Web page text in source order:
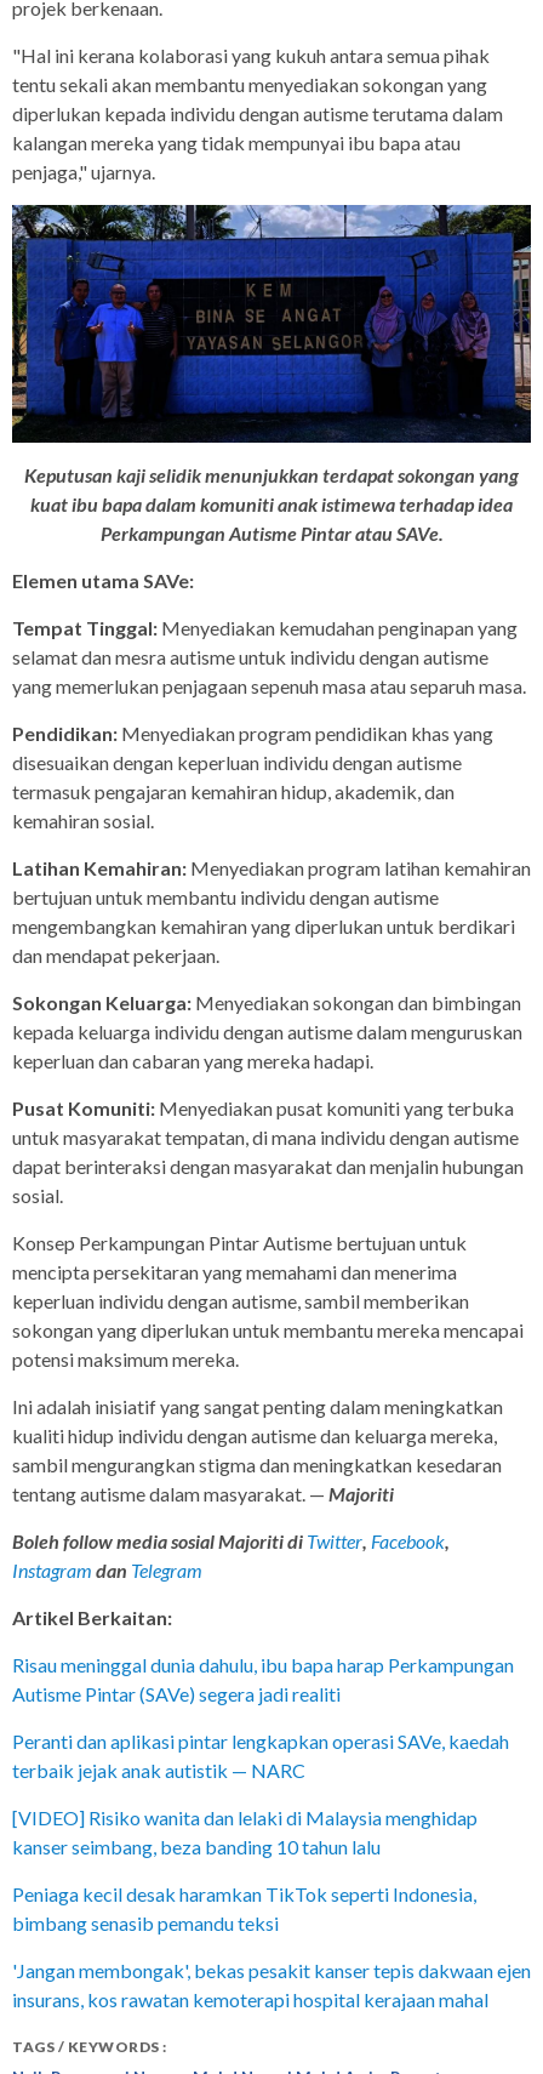
projek berkenaan.
"Hal ini kerana kolaborasi yang kukuh antara semua pihak
tentu sekali akan membantu menyediakan sokongan yang
diperlukan kepada individu dengan autisme terutama dalam
kalangan mereka yang tidak mempunyai ibu bapa atau
penjaga," ujarnya.
Keputusan kaji selidik menunjukkan terdapat sokongan yang
kuat ibu bapa dalam komuniti anak istimewa terhadap idea
Perkampungan Autisme Pintar atau SAVe.
Elemen utama SAVe:
Tempat Tinggal: Menyediakan kemudahan penginapan yang
selamat dan mesra autisme untuk individu dengan autisme
yang memerlukan penjagaan sepenuh masa atau separuh masa.
Pendidikan: Menyediakan program pendidikan khas yang
disesuaikan dengan keperluan individu dengan autisme
termasuk pengajaran kemahiran hidup, akademik, dan
kemahiran sosial.
Latihan Kemahiran: Menyediakan program latihan kemahiran
bertujuan untuk membantu individu dengan autisme
mengembangkan kemahiran yang diperlukan untuk berdikari
dan mendapat pekerjaan.
Sokongan Keluarga: Menyediakan sokongan dan bimbingan
kepada keluarga individu dengan autisme dalam menguruskan
keperluan dan cabaran yang mereka hadapi.
Pusat Komuniti: Menyediakan pusat komuniti yang terbuka
untuk masyarakat tempatan, di mana individu dengan autisme
dapat berinteraksi dengan masyarakat dan menjalin hubungan
sosial.
Konsep Perkampungan Pintar Autisme bertujuan untuk
mencipta persekitaran yang memahami dan menerima
keperluan individu dengan autisme, sambil memberikan
sokongan yang diperlukan untuk membantu mereka mencapai
potensi maksimum mereka.
Ini adalah inisiatif yang sangat penting dalam meningkatkan
kualiti hidup individu dengan autisme dan keluarga mereka,
sambil mengurangkan stigma dan meningkatkan kesedaran
tentang autisme dalam masyarakat. — Majoriti
Boleh follow media sosial Majoriti di Twitter, Facebook,
Instagram dan Telegram
Artikel Berkaitan:
Risau meninggal dunia dahulu, ibu bapa harap Perkampungan
Autisme Pintar (SAVe) segera jadi realiti
Peranti dan aplikasi pintar lengkapkan operasi SAVe, kaedah
terbaik jejak anak autistik — NARC
[VIDEO] Risiko wanita dan lelaki di Malaysia menghidap
kanser seimbang, beza banding 10 tahun lalu
Peniaga kecil desak haramkan TikTok seperti Indonesia,
bimbang senasib pemandu teksi
'Jangan membongak', bekas pesakit kanser tepis dakwaan ejen
insurans, kos rawatan kemoterapi hospital kerajaan mahal
TAGS / KEYWORDS :